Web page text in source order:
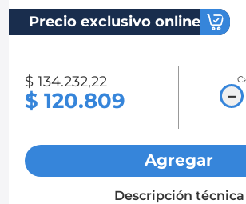
Precio exclusivo online
$ 134.232,22
$ 120.809 －
Agregar
Descripción técnica
5.
optra
6.
mazda 3
chevrolet sail
. mazda 2